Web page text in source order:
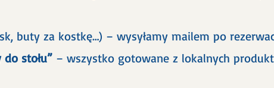
buty za kostkę…) – wysyłamy mailem po
stołu” – wszystko gotowane z lokalnych